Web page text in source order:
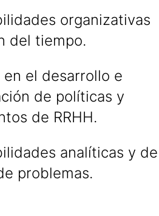
organizativas
del tiempo.
en el desarrollo e
de políticas y
de RRHH.
analíticas y de
problemas.